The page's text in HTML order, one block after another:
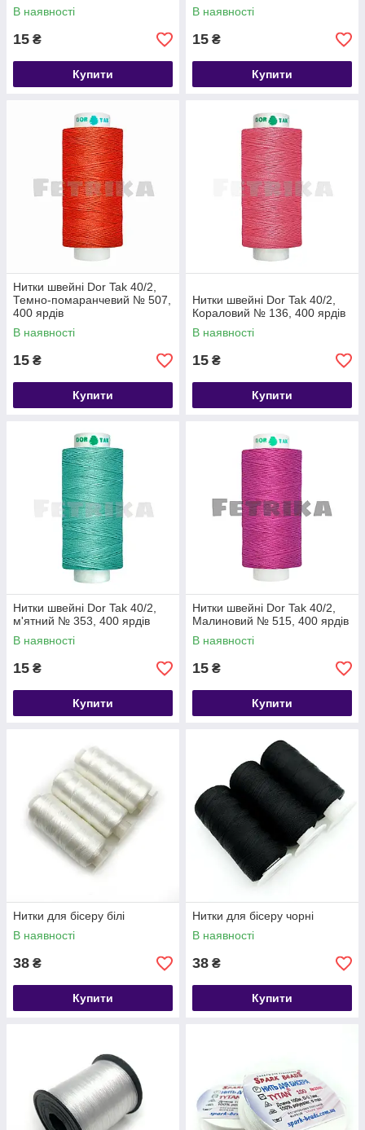
В наявності
15 ₴
Купити
В наявності
15 ₴
Купити
Нитки швейні Dor Tak 40/2,
Темно-помаранчевий № 507,
400 ярдів
В наявності
15 ₴
Купити
Нитки швейні Dor Tak 40/2,
Кораловий № 136, 400 ярдів
В наявності
15 ₴
Купити
Нитки швейні Dor Tak 40/2,
м'ятний № 353, 400 ярдів
В наявності
15 ₴
Купити
Нитки швейні Dor Tak 40/2,
Малиновий № 515, 400 ярдів
В наявності
15 ₴
Купити
Нитки для бісеру білі
В наявності
38 ₴
Купити
Нитки для бісеру чорні
В наявності
38 ₴
Купити